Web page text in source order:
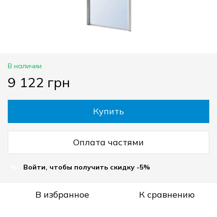
В наличии
9 122 грн
Купить
Оплата частями
Войти, чтобы получить скидку -5%
В избранное К сравнению